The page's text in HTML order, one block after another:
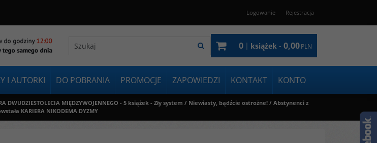
Logowanie Rejestracja
0 | książek - 0,00PLN
I AUTORKI DO POBRANIA PROMOCJE ZAPOWIEDZI KONTAKT KONTO
DWUDZIESTOLECIA MIĘDZYWOJENNEGO - 5 książek - Zły system / Niewiasty, bądźcie ostrożne! / Abstynenci z
KARIERA NIKODEMA DYZMY